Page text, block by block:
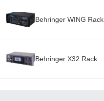
Behringer WING Rack
Behringer X32 Rack